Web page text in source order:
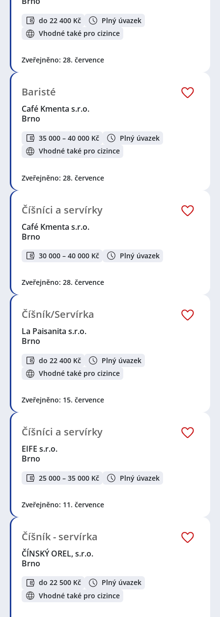
do 22 400 Kč
Plný úvazek
Vhodné také pro cizince
Zveřejněno: 28. července
Baristé
Café Kmenta s.r.o.
Brno
35 000 – 40 000 Kč
Plný úvazek
Vhodné také pro cizince
Zveřejněno: 28. července
Číšníci a servírky
Café Kmenta s.r.o.
Brno
30 000 – 40 000 Kč Plný úvazek
Zveřejněno: 28. července
Číšník/Servírka
La Paisanita s.r.o.
Brno
do 22 400 Kč
Plný úvazek
Vhodné také pro cizince
Zveřejněno: 15. července
Číšníci a servírky
EIFE s.r.o.
Brno
25 000 – 35 000 Kč Plný úvazek
Zveřejněno: 11. července
Číšník - servírka
ČÍNSKÝ OREL, s.r.o.
Brno
do 22 500 Kč
Plný úvazek
Vhodné také pro cizince